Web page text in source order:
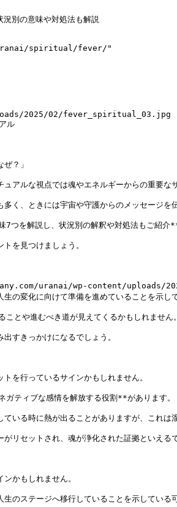
別の意味や対処法も解説
spiritual/fever/"
2025/02/fever_spiritual_03.jpg
ル
？」
アルな視点では魂やエネルギーからの重要な
く、ときには宇宙や守護からのメッセージを
つを解説し、状況別の解釈や対処法もご紹介
を見つけましょう。
uranai/wp-content/uploads/
の変化に向けて準備を進めていることを示し
ことや進むべき道が見えてくるかもしれませ
すきっかけになるでしょう。
を行っているサインかもしれません。
ティブな感情を解放する役割**があります。
いる時に熱が出ることがありますが、これは
リセットされ、魂が浄化された証拠といえる
かもしれません。
のステージへ移行していることを示してい